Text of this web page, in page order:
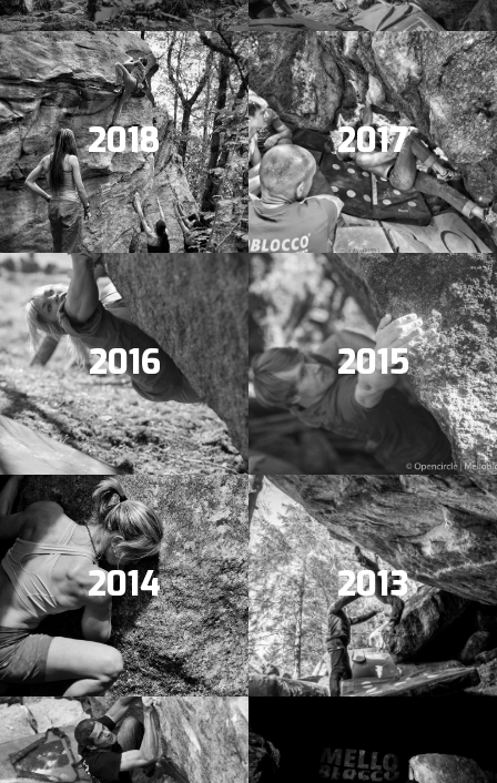
2018 2017
2016 2015
2014 2013